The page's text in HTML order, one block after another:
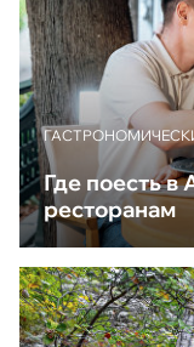
Где поесть в
ресторанам